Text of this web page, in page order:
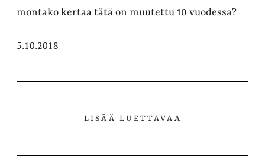
montako kertaa tätä on muutettu 10 vuodessa?
5.10.2018
LISÄÄ LUETTAVAA